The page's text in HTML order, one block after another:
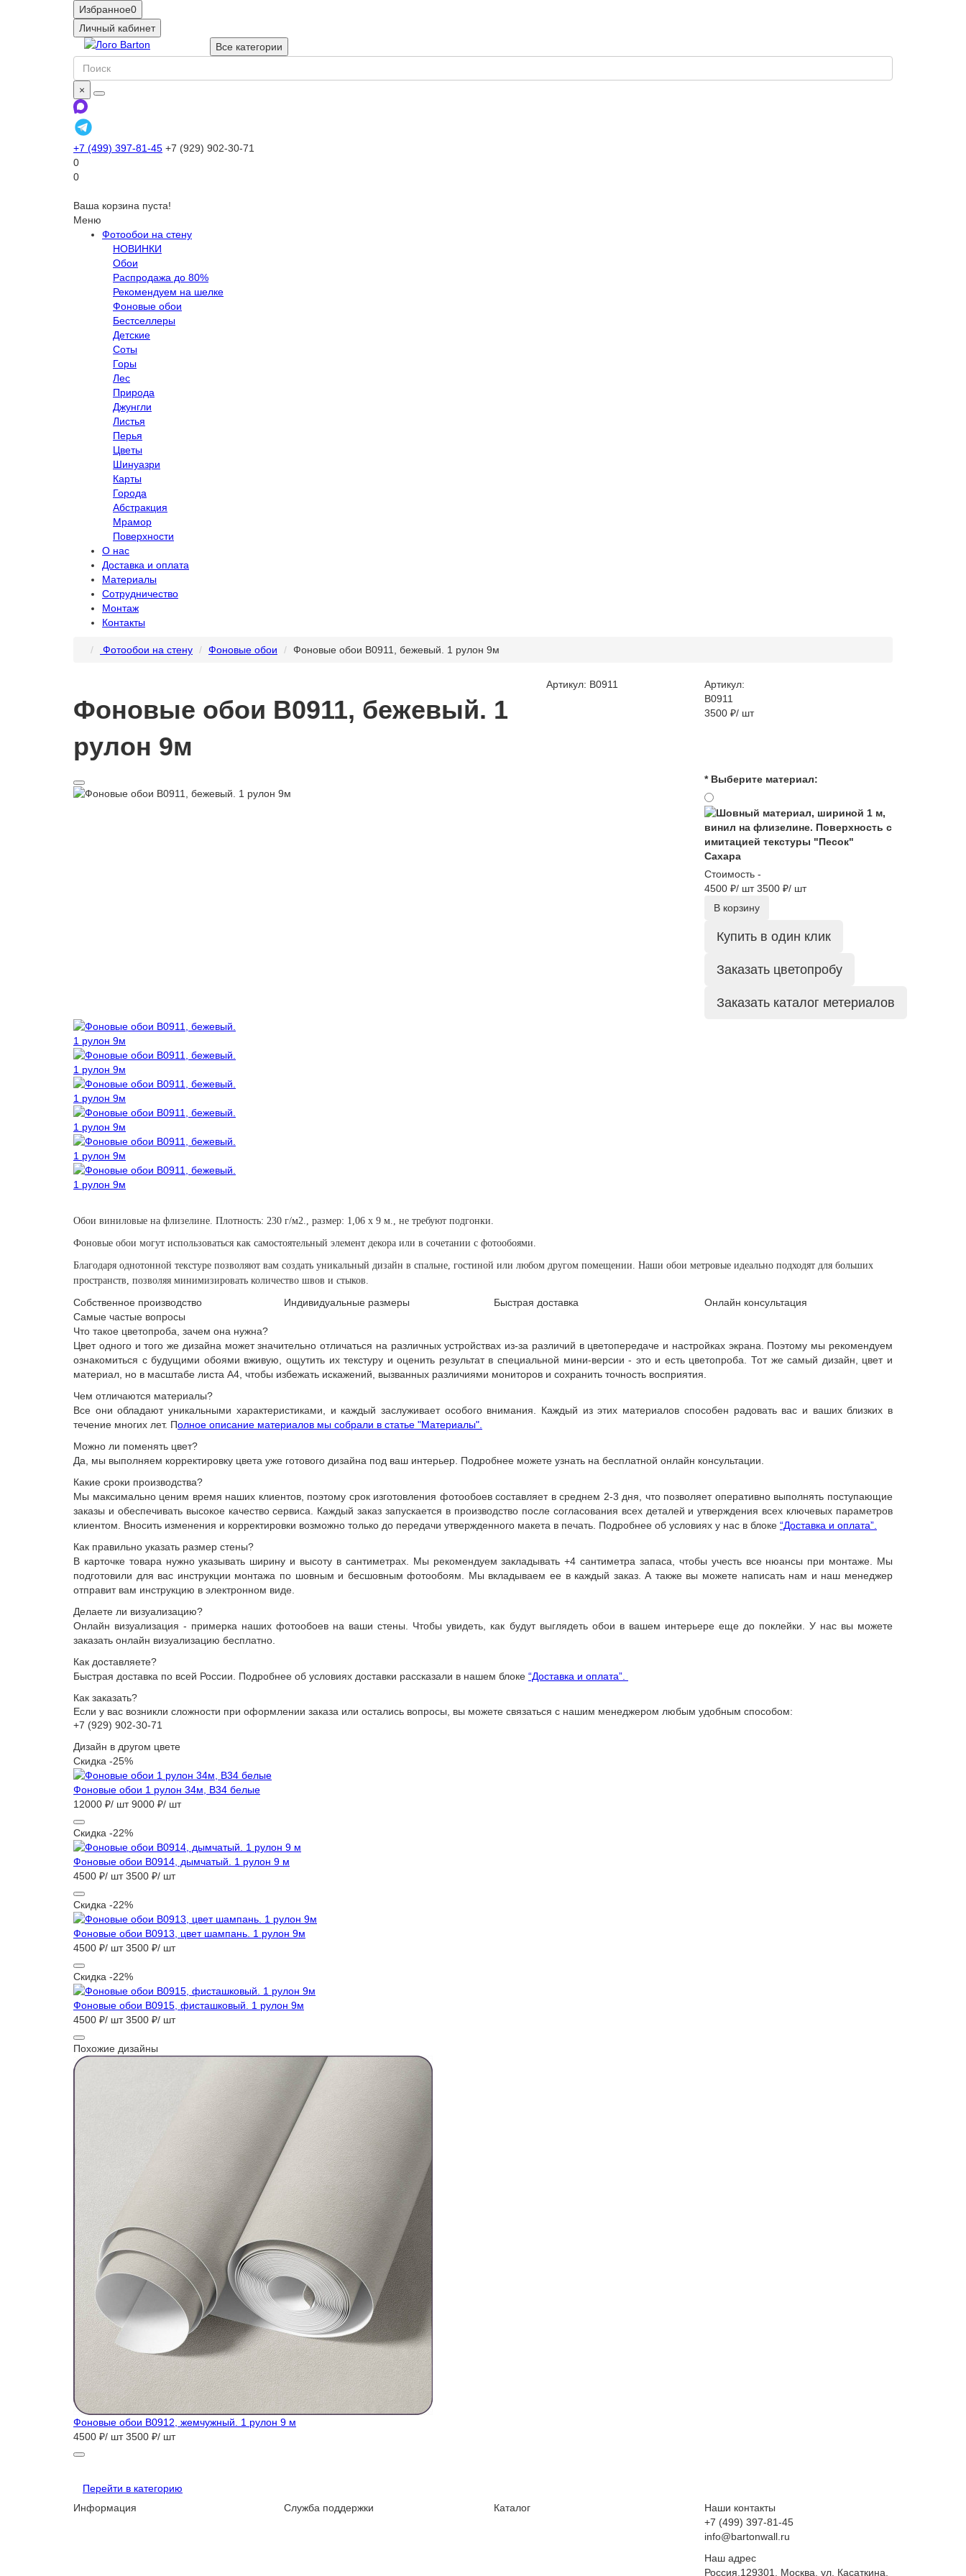
Избранное0
Личный кабинет
Все категории
×
+7 (499) 397-81-45 +7 (929) 902-30-71
0
0
Ваша корзина пуста!
Меню
Фотообои на стену
НОВИНКИ
Обои
Распродажа до 80%
Рекомендуем на шелке
Фоновые обои
Бестселлеры
Детские
Соты
Горы
Лес
Природа
Джунгли
Листья
Перья
Цветы
Шинуазри
Карты
Города
Абстракция
Мрамор
Поверхности
О нас
Доставка и оплата
Материалы
Сотрудничество
Монтаж
Контакты
Фотообои на стену Фоновые обои Фоновые обои B0911, бежевый. 1 рулон 9м
Фоновые обои B0911, бежевый. 1
рулон 9м
Артикул: B0911
Артикул:
B0911
3500 ₽/ шт
* Выберите материал:
Сахара
Стоимость -
4500 ₽/ шт3500 ₽/ шт
В корзину
Купить в один клик
Заказать цветопробу
Заказать каталог метериалов
Обои виниловые на флизелине. Плотность: 230 г/м2., размер: 1,06 х 9 м., не требуют подгонки.
Фоновые обои могут использоваться как самостоятельный элемент декора или в сочетании с фотообоями.
Благодаря однотонной текстуре позволяют вам создать уникальный дизайн в спальне, гостиной или любом другом помещении. Наши обои метровые идеально подходят для больших
пространств, позволяя минимизировать количество швов и стыков.
Собственное производство Индивидуальные размеры Быстрая доставка
Онлайн консультация
Самые частые вопросы
Что такое цветопроба, зачем она нужна?
Цвет одного и того же дизайна может значительно отличаться на различных устройствах из-за различий в цветопередаче и настройках экрана. Поэтому мы рекомендуем
ознакомиться с будущими обоями вживую, ощутить их текстуру и оценить результат в специальной мини-версии - это и есть цветопроба. Тот же самый дизайн, цвет и
материал, но в масштабе листа А4, чтобы избежать искажений, вызванных различиями мониторов и сохранить точность восприятия.
Чем отличаются материалы?
Все они обладают уникальными характеристиками, и каждый заслуживает особого внимания. Каждый из этих материалов способен радовать вас и ваших близких в
течение многих лет. Полное описание материалов мы собрали в статье "Материалы".
Можно ли поменять цвет?
Да, мы выполняем корректировку цвета уже готового дизайна под ваш интерьер. Подробнее можете узнать на бесплатной онлайн консультации.
Какие сроки производства?
Мы максимально ценим время наших клиентов, поэтому срок изготовления фотообоев составляет в среднем 2-3 дня, что позволяет оперативно выполнять поступающие
заказы и обеспечивать высокое качество сервиса. Каждый заказ запускается в производство после согласования всех деталей и утверждения всех ключевых параметров
клиентом. Вносить изменения и корректировки возможно только до передачи утвержденного макета в печать. Подробнее об условиях у нас в блоке “Доставка и оплата”.
Как правильно указать размер стены?
В карточке товара нужно указывать ширину и высоту в сантиметрах. Мы рекомендуем закладывать +4 сантиметра запаса, чтобы учесть все нюансы при монтаже. Мы
подготовили для вас инструкции монтажа по шовным и бесшовным фотообоям. Мы вкладываем ее в каждый заказ. А также вы можете написать нам и наш менеджер
отправит вам инструкцию в электронном виде.
Делаете ли визуализацию?
Онлайн визуализация - примерка наших фотообоев на ваши стены. Чтобы увидеть, как будут выглядеть обои в вашем интерьере еще до поклейки. У нас вы можете
заказать онлайн визуализацию бесплатно.
Как доставляете?
Быстрая доставка по всей России. Подробнее об условиях доставки рассказали в нашем блоке “Доставка и оплата”.
Как заказать?
Если у вас возникли сложности при оформлении заказа или остались вопросы, вы можете связаться с нашим менеджером любым удобным способом:
+7 (929) 902-30-71
Дизайн в другом цвете
Скидка -25%
Фоновые обои 1 рулон 34м, B34 белые
12000 ₽/ шт 9000 ₽/ шт
Скидка -22%
Фоновые обои B0914, дымчатый. 1 рулон 9 м
4500 ₽/ шт 3500 ₽/ шт
Скидка -22%
Фоновые обои B0913, цвет шампань. 1 рулон 9м
4500 ₽/ шт 3500 ₽/ шт
Скидка -22%
Фоновые обои B0915, фисташковый. 1 рулон 9м
4500 ₽/ шт 3500 ₽/ шт
Похожие дизайны
Фоновые обои B0912, жемчужный. 1 рулон 9 м
4500 ₽/ шт 3500 ₽/ шт
Перейти в категорию
Информация
Служба поддержки Каталог
Наши контакты
+7 (499) 397-81-45
info@bartonwall.ru
Наш адрес
Россия,129301, Москва, ул. Касаткина,